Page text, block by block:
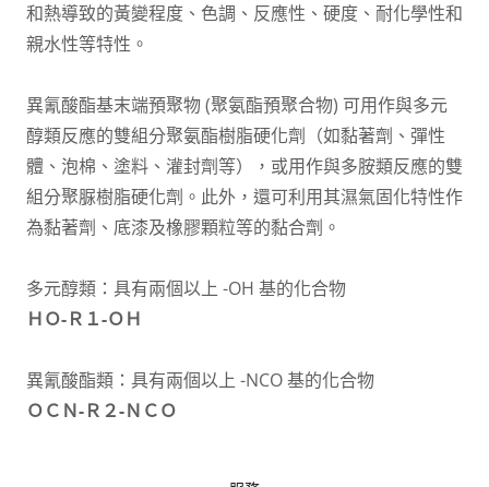
和熱導致的黃變程度、色調、反應性、硬度、耐化學性和
親水性等特性。
異氰酸酯基末端預聚物 (聚氨酯預聚合物) 可用作與多元
醇類反應的雙組分聚氨酯樹脂硬化劑（如黏著劑、彈性
體、泡棉、塗料、灌封劑等），或用作與多胺類反應的雙
組分聚脲樹脂硬化劑。此外，還可利用其濕氣固化特性作
為黏著劑、底漆及橡膠顆粒等的黏合劑。
多元醇類：具有兩個以上 -OH 基的化合物
ＨＯ-Ｒ１-ＯＨ
異氰酸酯類：具有兩個以上 -NCO 基的化合物
ＯＣＮ-Ｒ２-ＮＣＯ